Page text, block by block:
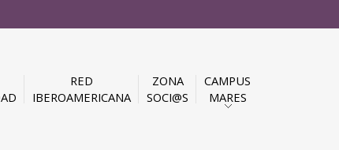
RED
IBEROAMERICANA
ZONA
SOCI@S
CAMPUS
MARES